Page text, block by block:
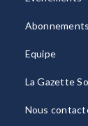
Abonnements
Equipe
La Gazette
Nous